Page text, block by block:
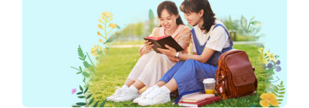
強い熱意をもって働いたり、主のために自分自身を
費やしたり、主に従って主の福音を広めるためにす
べてを捨てたりすることさえできるようになった。
「よって、天地万物は神様によって造られたこ
と、律法の時代に神様が律法と戒めを布告なさった